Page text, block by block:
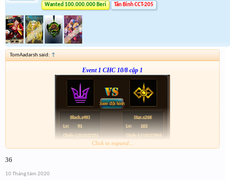
Wanted 100.000.000 Beri Tân Binh CCT-205
TomAadarsh said: ↑
Event 1 CHC 10/8 cặp 1
Click to expand...
36
10 Tháng tám 2020